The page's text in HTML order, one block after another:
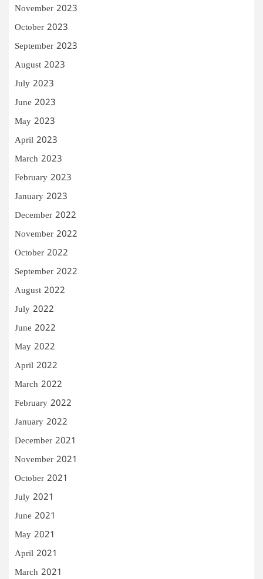
November 2023
October 2023
September 2023
August 2023
July 2023
June 2023
May 2023
April 2023
March 2023
February 2023
January 2023
December 2022
November 2022
October 2022
September 2022
August 2022
July 2022
June 2022
May 2022
April 2022
March 2022
February 2022
January 2022
December 2021
November 2021
October 2021
July 2021
June 2021
May 2021
April 2021
March 2021